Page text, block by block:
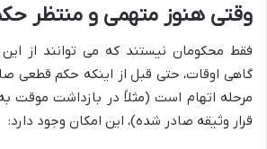
وقتی هنوز متهمی و منتظر
فقط محکومان نیستند که می توانند از این
گاهی اوقات، حتی قبل از اینکه حکم قطعی
مرحله اتهام است (مثلاً در بازداشت موقت
قرار وثیقه صادر شده)، این امکان وجود دارد: